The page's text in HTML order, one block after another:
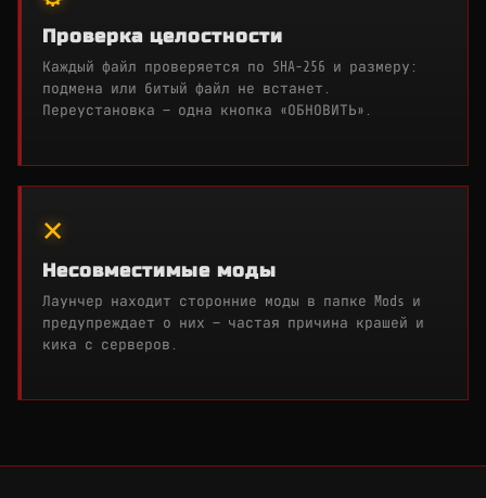
Проверка целостности
Каждый файл проверяется по SHA-256 и размеру:
подмена или битый файл не встанет.
Переустановка — одна кнопка «ОБНОВИТЬ».
✕
Несовместимые моды
Лаунчер находит сторонние моды в папке Mods и
предупреждает о них — частая причина крашей и
кика с серверов.